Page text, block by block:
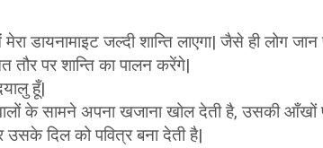
डायनामाइट जल्दी शान्ति लाएगा| जैसे ही लोग
तौर पर शान्ति का पालन करेंगे|
हूँ|
के सामने अपना खजाना खोल देती है, उसकी आँखों
दिल को पवित्र बना देती है|